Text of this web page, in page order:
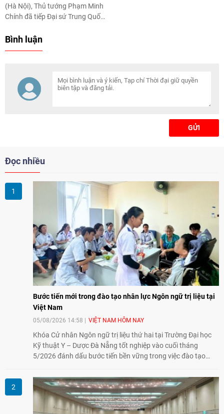
(Hà Nội), Thủ tướng Phạm Minh
Chính đã tiếp Đại sứ Trung Quốc
Bình luận
GỬI
Đọc nhiều
Bước tiến mới trong đào tạo nhân lực Ngôn ngữ trị liệu tại
Việt Nam
05/08/2026 14:58 VIỆT NAM HÔM NAY
Khóa Cử nhân Ngôn ngữ trị liệu thứ hai tại Trường Đại học
Kỹ thuật Y – Dược Đà Nẵng tốt nghiệp vào cuối tháng
5/2026 đánh dấu bước tiến bền vững trong việc đào tạo
tại Việt Nam.